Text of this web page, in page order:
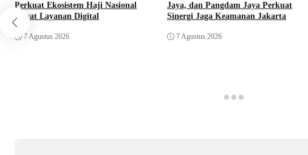
Perkuat Ekosistem Haji Nasional
Lewat Layanan Digital
7 Agustus 2026
Jaya, dan Pangdam Jaya Perkuat
Sinergi Jaga Keamanan Jakarta
7 Agustus 2026